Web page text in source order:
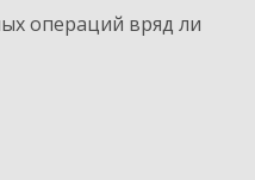
операций вряд ли